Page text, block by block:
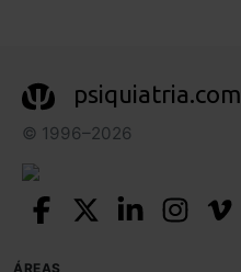
psiquiatria.com
© 1996–2026
ÁREAS